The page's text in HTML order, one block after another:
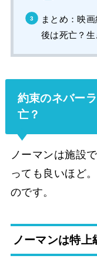
まとめ：映
後は死亡？
約束のネバー
亡？
ノーマンは施設
っても良いほど
のです。
ノーマンは特上